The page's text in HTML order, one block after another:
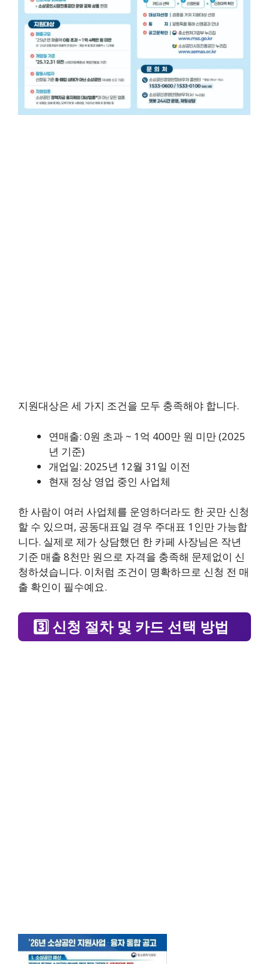
지원대상은 세 가지 조건을 모두 충족해야 합니다.
연매출: 0원 초과 ~ 1억 400만 원 미만 (2025
년 기준)
개업일: 2025년 12월 31일 이전
현재 정상 영업 중인 사업체
한 사람이 여러 사업체를 운영하더라도 한 곳만 신청
할 수 있으며, 공동대표일 경우 주대표 1인만 가능합
니다. 실제로 제가 상담했던 한 카페 사장님은 작년
기준 매출 8천만 원으로 자격을 충족해 문제없이 신
청하셨습니다. 이처럼 조건이 명확하므로 신청 전 매
출 확인이 필수예요.
3️⃣ 신청 절차 및 카드 선택 방법